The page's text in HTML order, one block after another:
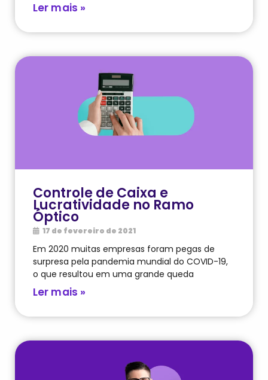
Ler mais »
Controle de Caixa e
Lucratividade no Ramo
Óptico
17 de fevereiro de 2021
Em 2020 muitas empresas foram pegas de
surpresa pela pandemia mundial do COVID-19,
o que resultou em uma grande queda
Ler mais »